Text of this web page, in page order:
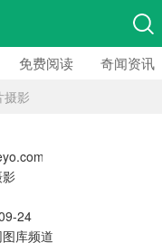
免费阅读 奇闻资讯
摄影
24
库频道